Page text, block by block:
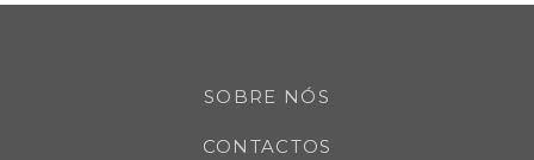
SOBRE NÓS
CONTACTOS